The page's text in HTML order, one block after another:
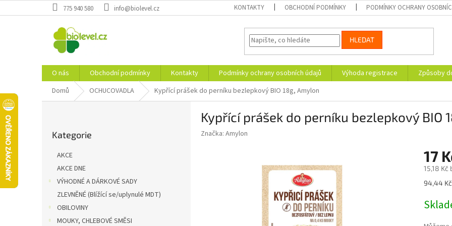
na
775 940 580 info@biolevel.cz KONTAKTY OBCHODNÍ PODMÍNKY PODMÍNKY OCHRANY
HLEDAT
O nás Obchodní podmínky Kontakty Podmínky ochrany osobních údajů Výhoda registrace
Způsoby
Domů
OCHUCOVADLA Kypřící prášek do perníku bezlepkový BIO 18g, Amylon
kategorie
Kategorie
AKCE
AKCE DNE
VÝHODNÉ A DÁRKOVÉ SADY
ZLEVNĚNÉ (Blížící se/uplynulé MDT)
OBILOVINY
MOUKY, CHLEBOVÉ SMĚSI
Kypřící prášek do perníku bezlepkový BIO
Značka: Amylon
17
15,18 Kč
Měrná
94,44